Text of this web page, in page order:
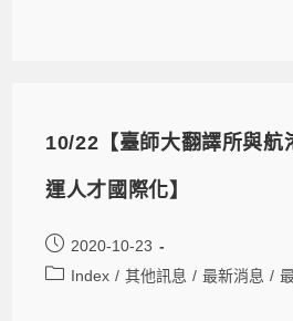
10/22【臺師大翻譯所與航
運人才國際化】
2020-10-23
Index / 其他訊息 / 最新消息 /